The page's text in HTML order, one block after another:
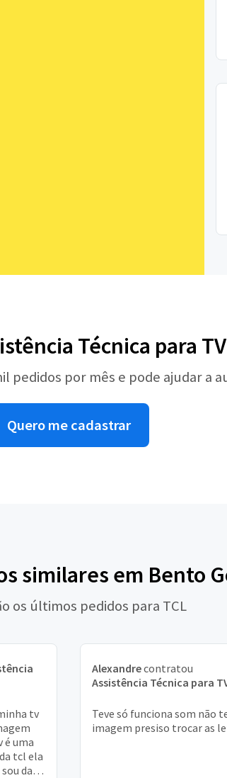
Técnica para
pedidos por mês e pode ajudar a
Quero me cadastrar
similares em Bento
os últimos pedidos para TCL
tv
é uma
tcl ela
da
Alexandrecontratou
Assistência Técnica para
Teve só funciona som não
imagem presiso trocar as